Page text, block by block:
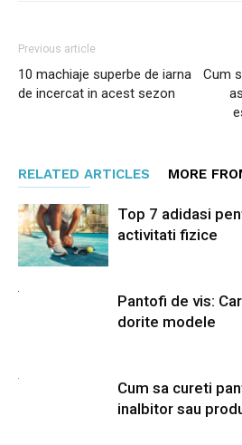
Previous article
10 machiaje superbe de iarna
de incercat in acest sezon
Cum
RELATED ARTICLES MORE
Top 7 adidasi
activitati fizice
Pantofi de vis:
dorite modele
Cum sa cureti
inalbitor sau